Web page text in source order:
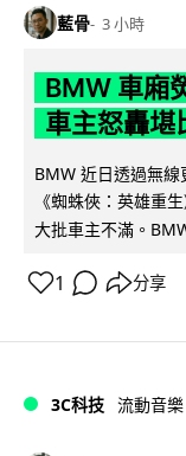
藍骨 3 小時
BMW 車廂
車主怒轟堪
BMW 近日透過無
《蜘蛛俠：英雄重
大批車主不滿。
1 分享
3C科技 流動音樂